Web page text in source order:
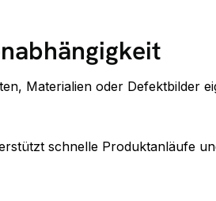
Materialien oder Defektbilder
schnelle Produktanläufe